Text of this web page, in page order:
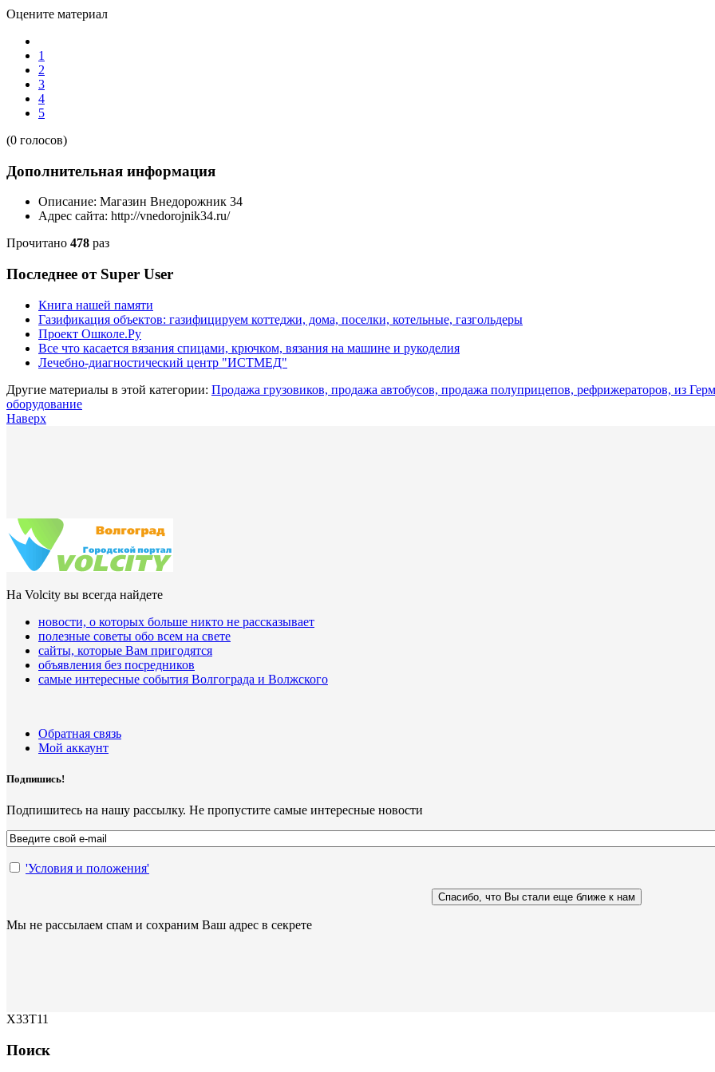
Оцените материал
1
2
3
4
5
(0 голосов)
Дополнительная информация
Описание: Магазин Внедорожник 34
Адрес сайта: http://vnedorojnik34.ru/
Прочитано 478 раз
Последнее от Super User
Книга нашей памяти
Газификация объектов: газифицируем коттеджи, дома, поселки, котельные, газгольдеры
Проект Ошколе.Ру
Все что касается вязания спицами, крючком, вязания на машине и рукоделия
Лечебно-диагностический центр "ИСТМЕД"
Другие материалы в этой категории: Продажа грузовиков, продажа автобусов, продажа полуприцепов, рефрижераторов, из
оборудование
Наверх
На Volcity вы всегда найдете
новости, о которых больше никто не рассказывает
полезные советы обо всем на свете
сайты, которые Вам пригодятся
объявления без посредников
самые интересные события Волгограда и Волжского
Обратная связь
Мой аккаунт
Подпишись!
Подпишитесь на нашу рассылку. Не пропустите самые интересные новости
'Условия и положения'
Мы не рассылаем спам и сохраним Ваш адрес в секрете
X33T11
Поиск